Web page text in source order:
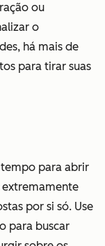
ou
o
há mais de
para tirar suas
para abrir
por si só. Use
para buscar